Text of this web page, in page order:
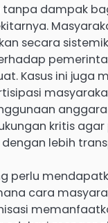
tanpa dampak
secara
Kasus ini juga
kritis
lebih
perlu
cara